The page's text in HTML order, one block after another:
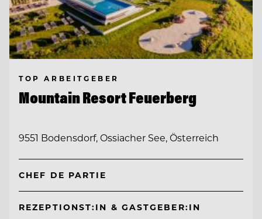
TOP ARBEITGEBER
Mountain Resort Feuerberg
9551 Bodensdorf, Ossiacher See, Österreich
CHEF DE PARTIE
REZEPTIONST:IN & GASTGEBER:IN